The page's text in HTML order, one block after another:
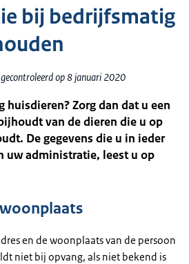
bij bedrijfsmatig
op 8 januari 2020
Zorg dan dat u een
van de dieren die u op
De gegevens die u in ieder
uw administratie, leest u op
en de woonplaats van de persoon
niet bij opvang, als niet bekend is